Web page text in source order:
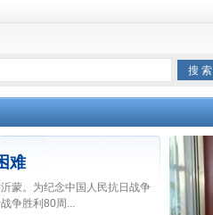
难
蒙。为纪念中国人民抗日战争
争胜利80周...